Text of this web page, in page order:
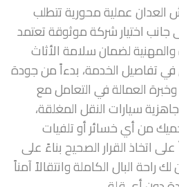
العدان عملية محورية تتطلب
جانب اختيار شركة موثوقة تعتمد
لضمان سلامة الأثاث
في تفاصيل الخدمة، بدءاً من جودة
العمالة في التعامل مع
سيارات النقل المغلقة،
من أي خسائر أو تلفيات
اتخاذ القرار الصحيح بناءً على
البال الكاملة وانتقالاً آمناً